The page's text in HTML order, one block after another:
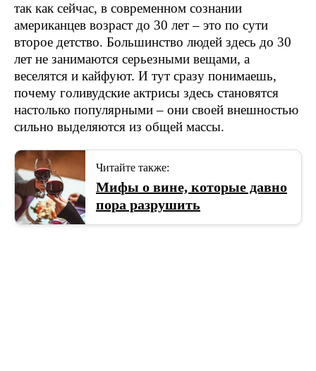
так как сейчас, в современном сознании
американцев возраст до 30 лет – это по сути
второе детство. Большинство людей здесь до 30
лет не занимаются серьезными вещами, а
веселятся и кайфуют. И тут сразу понимаешь,
почему голивудские актрисы здесь становятся
настолько популярными – они своей внешностью
сильно выделяются из общей массы.
Читайте также:
Мифы о вине, которые давно
пора разрушить